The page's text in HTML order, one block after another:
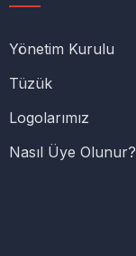
Yönetim Kurulu
Tüzük
Logolarımız
Nasıl Üye Olunur?